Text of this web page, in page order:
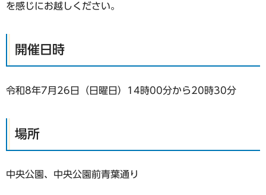
を感じにお越しください。
開催日時
令和8年7月26日（日曜日）14時00分から20時30分
場所
中央公園、中央公園前青葉通り